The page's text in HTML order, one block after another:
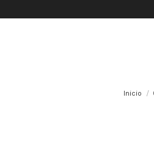
Inicio